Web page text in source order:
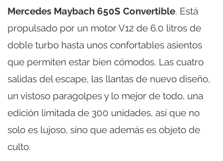
Mercedes Maybach 650S Convertible. Está
propulsado por un motor V12 de 6.0 litros de
doble turbo hasta unos confortables asientos
que permiten estar bien cómodos. Las cuatro
salidas del escape, las llantas de nuevo diseño,
un vistoso paragolpes y lo mejor de todo, una
edición limitada de 300 unidades, así que no
solo es lujoso, sino que además es objeto de
culto.